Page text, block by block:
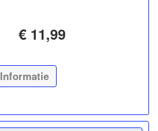
€ 11,99
Informatie